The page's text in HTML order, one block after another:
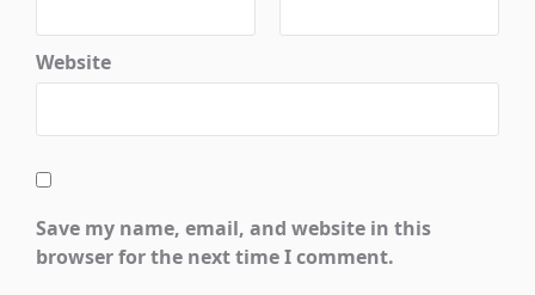
Website
Save my name, email, and website in this
browser for the next time I comment.